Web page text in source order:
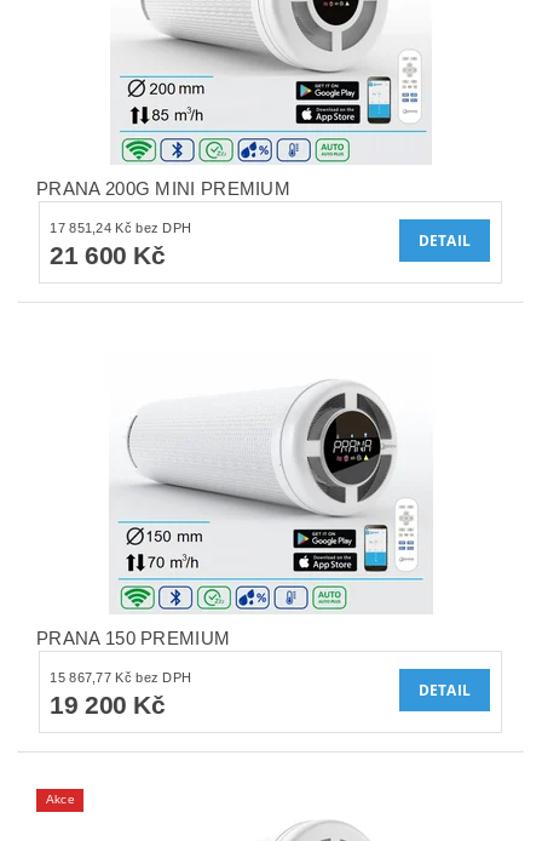
PRANA 200G MINI PREMIUM
17 851,24 Kč bez DPH
21 600 Kč
DETAIL
PRANA 150 PREMIUM
15 867,77 Kč bez DPH
19 200 Kč
DETAIL
Akce